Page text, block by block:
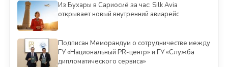
Из Бухары в Сариосиё за час: Silk Avia
открывает новый внутренний авиарейс
Подписан Меморандум о сотрудничестве между
ГУ «Национальный PR-центр» и ГУ «Служба
дипломатического сервиса»